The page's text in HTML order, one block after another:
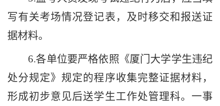
写有关考场情况登记表，及时移交和报送证
据材料。
6.各单位要严格依照《厦门大学学生违纪
处分规定》规定的程序收集完整证据材料，
形成初步意见后送学生工作处管理科。一事